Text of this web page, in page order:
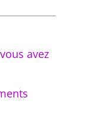
avez